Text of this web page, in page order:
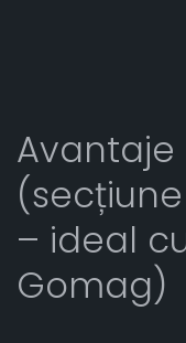
Avantaje
– ideal
Gomag)